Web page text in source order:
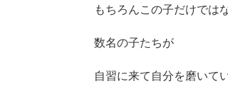
もちろんこの子だけでは
数名の子たちが
自習に来て自分を磨いて